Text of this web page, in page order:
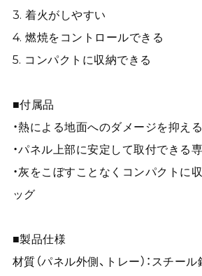
3. 着火がしやすい
4. 燃焼をコントロールできる
5. コンパクトに収納できる
■付属品
・熱による地面へのダメージを抑え
・パネル上部に安定して取付できる
・灰をこぼすことなくコンパクトに
ッグ
■製品仕様
材質（パネル外側、トレー）：スチール